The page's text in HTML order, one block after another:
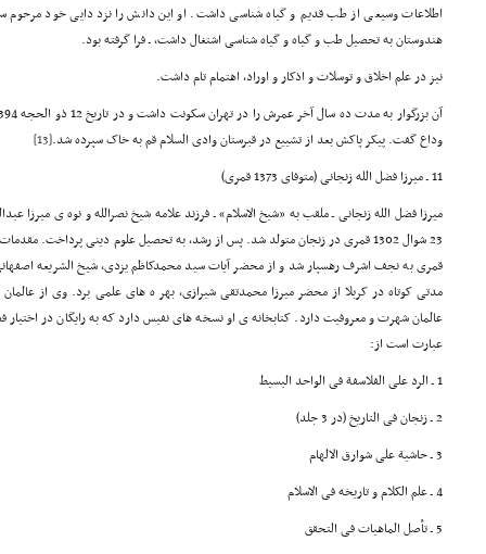
اطلاعات وسیعی از طب قدیم و گیاه شناسی داشت. او این دانش را نزد دایی خود مرحوم
هندوستان به تحصیل طب و گیاه و گیاه شناسی اشتغال داشت، ـ فرا گرفته بود.
نیز در علم اخلاق و توسلات و اذکار و اوراد، اهتمام تام داشت.
وداع گفت. پیکر پاکش بعد از تشییع در قبرستان وادی السلام قم به خاک سپرده شد.[13]
11 ـ میرزا فضل الله زنجانی (متوفای 1373 قمری)
میرزا فضل الله زنجانی ـ ملقب به «شیخ الاسلام» ـ فرزند علامه شیخ نصرالله و نوه ی میرزا
قمری به نجف اشرف رهسپار شد و از محضر آیات سید محمدکاظم یزدی، شیخ الشریعه
مدتی کوتاه در کربلا از محضر میرزا محمدتقی شیرازی، بهر ه های علمی برد. وی از
عالمان شهرت و معروفیت دارد. کتابخانه ی او نسخه های نفیس دارد که به رایگان در اختیار
عبارت است از:
1 ـ الرد علی الفلاسفة فی الواحد البسیط
2 ـ زنجان فی التاریخ (در 3 جلد)
3 ـ حاشیة علی شوارق الالهام
4 ـ علم الکلام و تاریخه فی الاسلام
5 ـ تأصل الماهیات فی التحقق